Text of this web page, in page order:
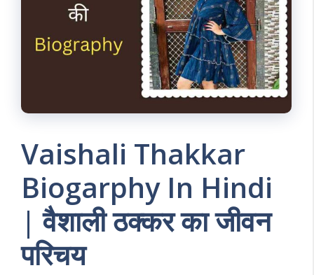
Vaishali Thakkar
Biogarphy In Hindi
| वैशाली ठक्कर का जीवन
परिचय